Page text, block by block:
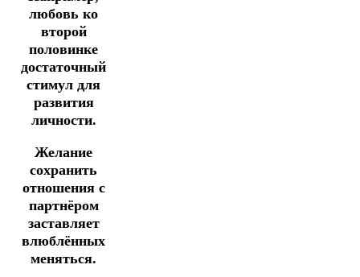
любовь ко
второй
половинке
достаточный
стимул для
развития
личности.
Желание
сохранить
отношения с
партнёром
заставляет
влюблённых
меняться.